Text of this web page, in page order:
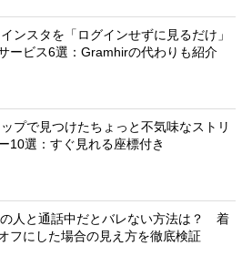
インスタを「ログインせずに見るだけ」
ービス6選：Gramhirの代わりも紹介
プで見つけたちょっと不気味なストリ
10選：すぐ見れる座標付き
人と通話中だとバレない方法は？ 着
フにした場合の見え方を徹底検証